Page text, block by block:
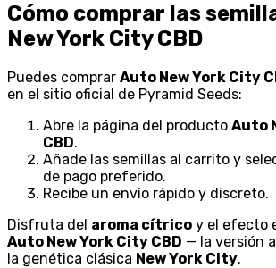
Cómo comprar las
New York City CBD
Puedes comprar Auto New York City
en el sitio oficial de Pyramid Seeds:
Abre la página del producto Auto
CBD.
Añade las semillas al carrito y
de pago preferido.
Recibe un envío rápido y discreto.
Disfruta del aroma cítrico y el efecto
Auto New York City CBD — la versión
la genética clásica New York City.